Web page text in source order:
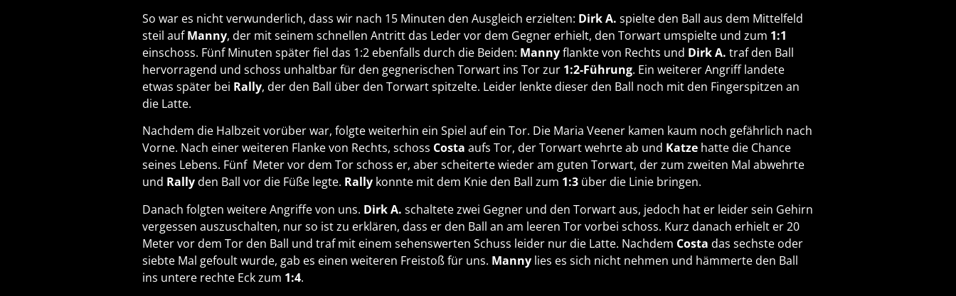
So war es nicht verwunderlich, dass wir nach 15 Minuten den Ausgleich erzielten: Dirk A. spielte den Ball aus dem Mittelfeld
steil aufManny, der mit seinem schnellen Antritt das Leder vor dem Gegner erhielt, den Torwart umspielte und zum 1:1
einschoss. Fünf Minuten später fiel das 1:2 ebenfalls durch die Beiden: Mannyflankte von Rechts und Dirk A. traf den Ball
hervorragend und schoss unhaltbar für den gegnerischen Torwart ins Tor zur 1:2-Führung. Ein weiterer Angriff landete
etwas später bei Rally, der den Ball über den Torwart spitzelte. Leider lenkte dieser den Ball noch mit den Fingerspitzen an
die Latte.
Nachdem die Halbzeit vorüber war, folgte weiterhin ein Spiel auf ein Tor. Die Maria Veener kamen kaum noch gefährlich nach
Vorne. Nach einer weiteren Flanke von Rechts, schoss Costa aufs Tor, der Torwart wehrte ab und Katze hatte die Chance
seines Lebens. Fünf Meter vor dem Tor schoss er, aber scheiterte wieder am guten Torwart, der zum zweiten Mal abwehrte
und Rallyden Ball vor die Füße legte. Rally konnte mit dem Knie den Ball zum 1:3 über die Linie bringen.
Danach folgten weitere Angriffe von uns. Dirk A. schaltete zwei Gegner und den Torwart aus, jedoch hat er leider sein Gehirn
vergessen auszuschalten, nur so ist zu erklären, dass er den Ball an am leeren Tor vorbei schoss. Kurz danach erhielt er 20
Meter vor dem Tor den Ball und traf mit einem sehenswerten Schuss leider nur die Latte. Nachdem Costa das sechste oder
siebte Mal gefoult wurde, gab es einen weiteren Freistoß für uns. Manny lies es sich nicht nehmen und hämmerte den Ball
ins untere rechte Eck zum 1:4.